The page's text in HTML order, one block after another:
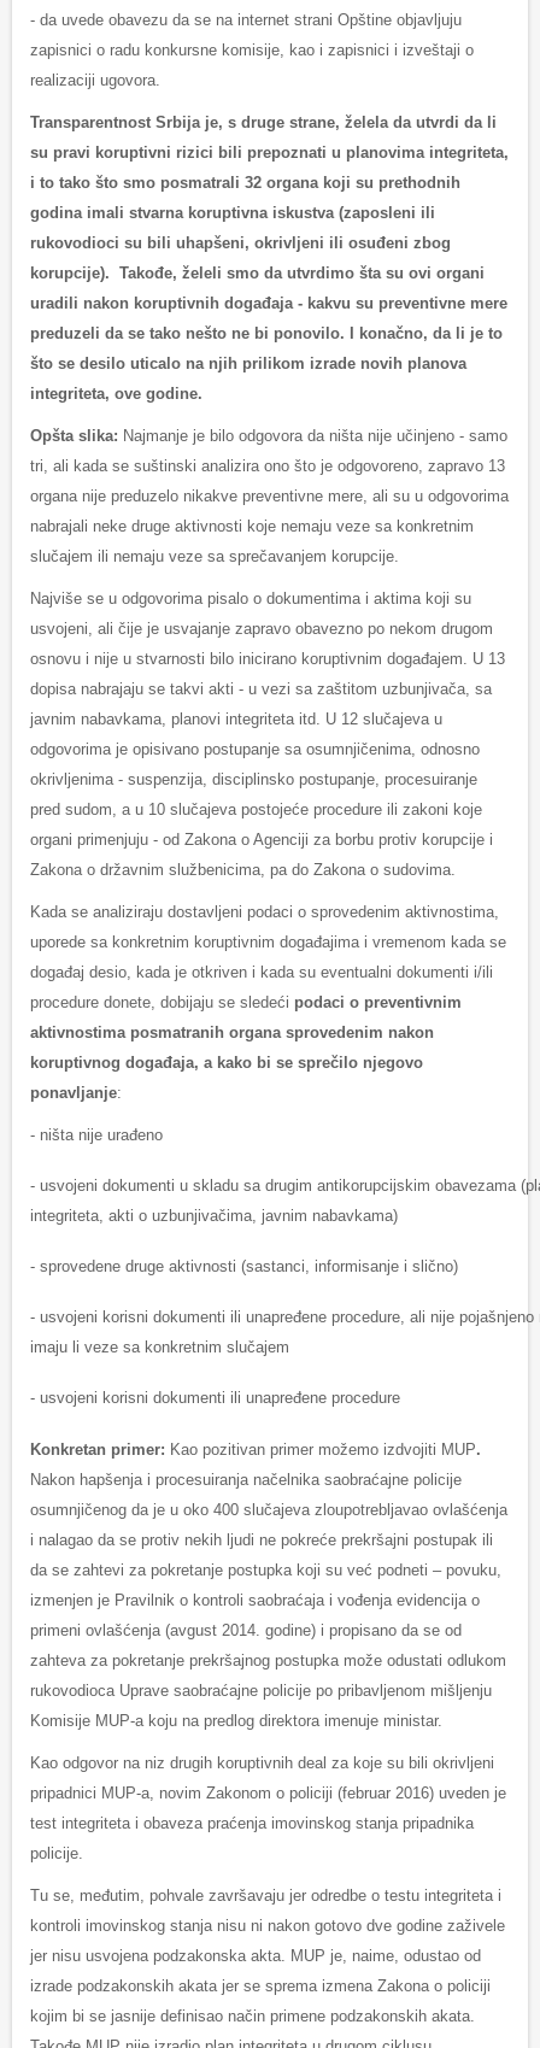
- da uvede obavezu da se na internet strani Opštine objavljuju
zapisnici o radu konkursne komisije, kao i zapisnici i izveštaji o
realizaciji ugovora.
Transparentnost Srbija je, s druge strane, želela da utvrdi da li
su pravi koruptivni rizici bili prepoznati u planovima integriteta,
i to tako što smo posmatrali 32 organa koji su prethodnih
godina imali stvarna koruptivna iskustva (zaposleni ili
rukovodioci su bili uhapšeni, okrivljeni ili osuđeni zbog
korupcije). Takođe, želeli smo da utvrdimo šta su ovi organi
uradili nakon koruptivnih događaja - kakvu su preventivne mere
preduzeli da se tako nešto ne bi ponovilo. I konačno, da li je to
što se desilo uticalo na njih prilikom izrade novih planova
integriteta, ove godine.
Opšta slika: Najmanje je bilo odgovora da ništa nije učinjeno - samo
tri, ali kada se suštinski analizira ono što je odgovoreno, zapravo 13
organa nije preduzelo nikakve preventivne mere, ali su u odgovorima
nabrajali neke druge aktivnosti koje nemaju veze sa konkretnim
slučajem ili nemaju veze sa sprečavanjem korupcije.
Najviše se u odgovorima pisalo o dokumentima i aktima koji su
usvojeni, ali čije je usvajanje zapravo obavezno po nekom drugom
osnovu i nije u stvarnosti bilo inicirano koruptivnim događajem. U 13
dopisa nabrajaju se takvi akti - u vezi sa zaštitom uzbunjivača, sa
javnim nabavkama, planovi integriteta itd. U 12 slučajeva u
odgovorima je opisivano postupanje sa osumnjičenima, odnosno
okrivljenima - suspenzija, disciplinsko postupanje, procesuiranje
pred sudom, a u 10 slučajeva postojeće procedure ili zakoni koje
organi primenjuju - od Zakona o Agenciji za borbu protiv korupcije i
Zakona o državnim službenicima, pa do Zakona o sudovima.
Kada se analiziraju dostavljeni podaci o sprovedenim aktivnostima,
uporede sa konkretnim koruptivnim događajima i vremenom kada se
događaj desio, kada je otkriven i kada su eventualni dokumenti i/ili
procedure donete, dobijaju se sledeći podaci o preventivnim
aktivnostima posmatranih organa sprovedenim nakon
koruptivnog događaja, a kako bi se sprečilo njegovo
ponavljanje:
- ništa nije urađeno
- usvojeni dokumenti u skladu sa drugim antikorupcijskim obavezama
integriteta, akti o uzbunjivačima, javnim nabavkama)
- sprovedene druge aktivnosti (sastanci, informisanje i slično)
- usvojeni korisni dokumenti ili unapređene procedure, ali nije
imaju li veze sa konkretnim slučajem
- usvojeni korisni dokumenti ili unapređene procedure
Konkretan primer: Kao pozitivan primer možemo izdvojiti MUP.
Nakon hapšenja i procesuiranja načelnika saobraćajne policije
osumnjičenog da je u oko 400 slučajeva zloupotrebljavao ovlašćenja
i nalagao da se protiv nekih ljudi ne pokreće prekršajni postupak ili
da se zahtevi za pokretanje postupka koji su već podneti – povuku,
izmenjen je Pravilnik o kontroli saobraćaja i vođenja evidencija o
primeni ovlašćenja (avgust 2014. godine) i propisano da se od
zahteva za pokretanje prekršajnog postupka može odustati odlukom
rukovodioca Uprave saobraćajne policije po pribavljenom mišljenju
Komisije MUP-a koju na predlog direktora imenuje ministar.
Kao odgovor na niz drugih koruptivnih deal za koje su bili okrivljeni
pripadnici MUP-a, novim Zakonom o policiji (februar 2016) uveden je
test integriteta i obaveza praćenja imovinskog stanja pripadnika
policije.
Tu se, međutim, pohvale završavaju jer odredbe o testu integriteta i
kontroli imovinskog stanja nisu ni nakon gotovo dve godine zaživele
jer nisu usvojena podzakonska akta. MUP je, naime, odustao od
izrade podzakonskih akata jer se sprema izmena Zakona o policiji
kojim bi se jasnije definisao način primene podzakonskih akata.